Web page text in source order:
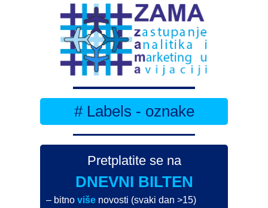
# Labels - oznake
Pretplatite se na
DNEVNI BILTEN
– bitnoviše novosti (svaki dan >15)